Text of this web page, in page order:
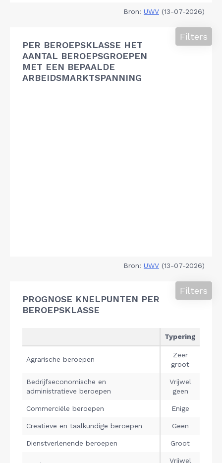
Bron: UWV (13-07-2026)
PER BEROEPSKLASSE HET
AANTAL BEROEPSGROEPEN
MET EEN BEPAALDE
ARBEIDSMARKTSPANNING
Filters
Bron: UWV (13-07-2026)
PROGNOSE KNELPUNTEN PER
BEROEPSKLASSE
Filters